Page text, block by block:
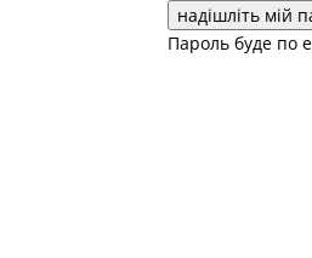
Пароль буде по